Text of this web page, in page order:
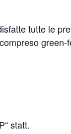
tutte le
statt.